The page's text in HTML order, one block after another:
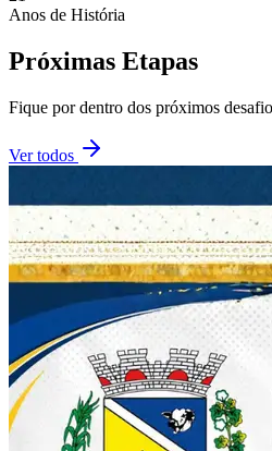
Anos de História
Próximas Etapas
Fique por dentro dos próximos
Ver todos